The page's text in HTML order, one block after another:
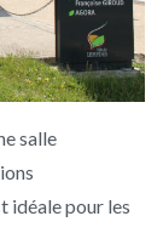
salle
idéale pour les